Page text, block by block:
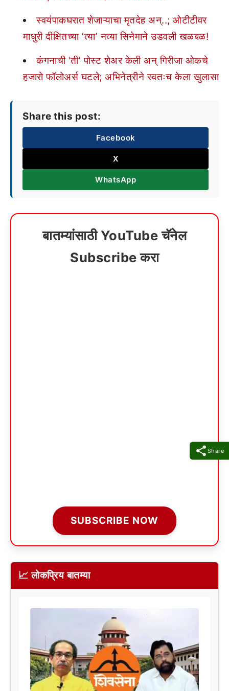
Share
स्वयंपाकघरात शेजाऱ्याचा मृतदेह अन्..; ओटीटीवर
माधुरी दीक्षितच्या ‘त्या’ नव्या सिनेमाने उडवली खळबळ!
कंगनाची ‘ती’ पोस्ट शेअर केली अन् गिरीजा ओकचे
हजारो फॉलोअर्स घटले; अभिनेत्रीने स्वतःच केला खुलासा
Share this post:
Facebook
X
WhatsApp
बातम्यांसाठी YouTube चॅनेल
Subscribe करा
SUBSCRIBE NOW
📈 लोकप्रिय बातम्या